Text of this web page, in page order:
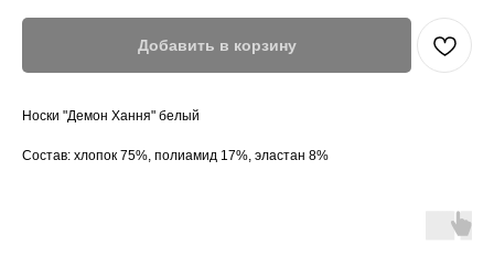
Добавить в корзину
Носки "Демон Хання" белый
Состав: хлопок 75%, полиамид 17%, эластан 8%